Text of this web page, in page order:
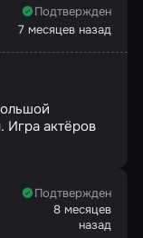
Подтвержден
7 месяцев назад
Игра актёров
Подтвержден
8 месяцев
назад